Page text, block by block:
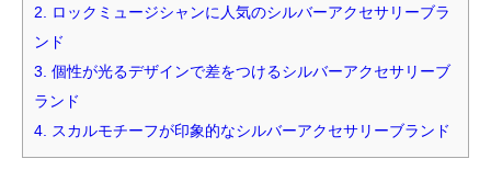
2. ロックミュージシャンに人気のシルバーアクセサリーブラ
ンド
3. 個性が光るデザインで差をつけるシルバーアクセサリーブ
ランド
4. スカルモチーフが印象的なシルバーアクセサリーブランド